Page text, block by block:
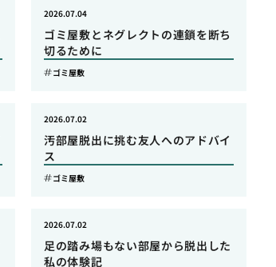
ゴミ屋敷とネグレクトの連鎖を断ち
切るために
2026.07.04
ゴミ屋敷
汚部屋脱出に挑む友人へのアドバイ
ス
2026.07.02
ゴミ屋敷
足の踏み場もない部屋から脱出した
私の体験記
2026.07.02